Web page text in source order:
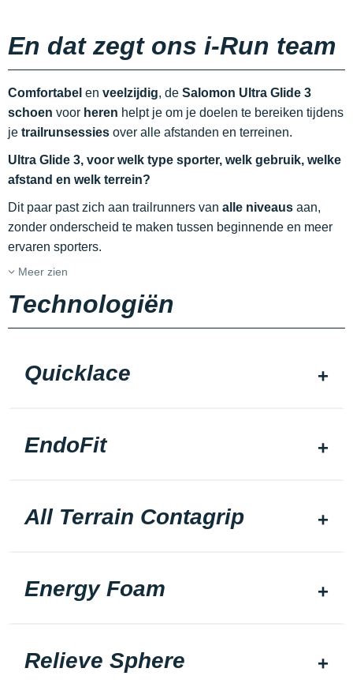
En dat zegt ons i-Run team
Comfortabel en veelzijdig, de Salomon Ultra Glide 3
schoen voor heren helpt je om je doelen te bereiken tijdens
je trailrunsessies over alle afstanden en terreinen.
Ultra Glide 3, voor welk type sporter, welk gebruik, welke
afstand en welk terrein?
Dit paar past zich aan trailrunners van alle niveaus aan,
zonder onderscheid te maken tussen beginnende en meer
ervaren sporters.
Meer zien
Technologiën
Quicklace
EndoFit
All Terrain Contagrip
Energy Foam
Relieve Sphere